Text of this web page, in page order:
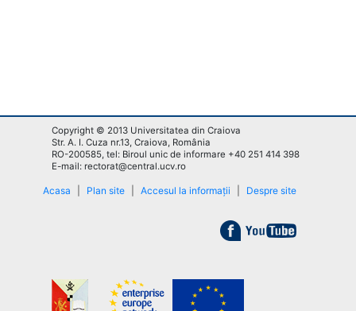
Copyright © 2013 Universitatea din Craiova
Str. A. I. Cuza nr.13, Craiova, România
RO-200585, tel: Biroul unic de informare +40 251 414 398
E-mail: rectorat@central.ucv.ro
Acasa Plan site Accesul la informații Despre site